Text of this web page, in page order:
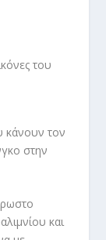
κάνουν τον
στην
και